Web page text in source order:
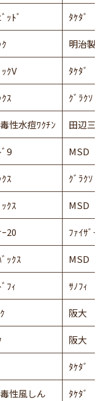
ｯﾄﾞ ﾀｹﾀﾞ
明治製
ｸV ﾀｹﾀﾞ
ｽ ｸﾞﾗｸｿ
性水痘ﾜｸﾁﾝ 田辺三
9 MSD
ｽ ｸﾞﾗｸｿ
ｸｽ MSD
20 ﾌｧｲｻﾞｰ
ｯｸｽ MSD
ﾌｨ ｻﾉﾌｨ
阪大
阪大
ﾀｹﾀﾞ
性風しん ﾀｹﾀﾞ